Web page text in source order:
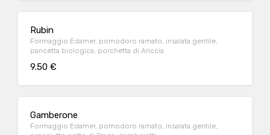
Rubin
Formaggio Edamer, pomodoro ramato, insalata gentile,
pancetta biologica, porchetta di Ariccia
9.50 €
Gamberone
Formaggio Edamer, pomodoro ramato, insalata gentile,